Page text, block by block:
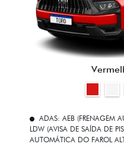
ADAS: AEB (FRENAGEM
LDW (AVISA DE SAÍDA DE
AUTOMÁTICA DO FAROL